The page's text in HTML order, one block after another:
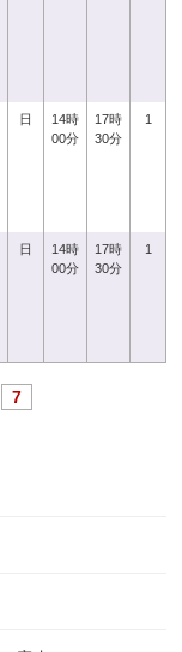
日
14時
00分
17時
30分
1
日
14時
00分
17時
30分
1
7